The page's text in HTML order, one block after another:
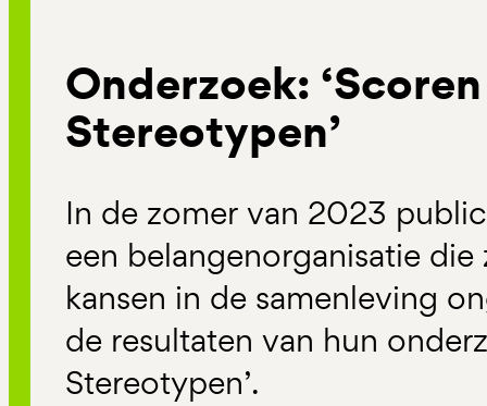
Onderzoek:
Stereotypen’
In de zomer van 2023
een belangenorganisatie
kansen in de samenleving
de resultaten van hun
Stereotypen’.